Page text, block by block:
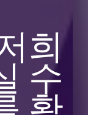
희
수